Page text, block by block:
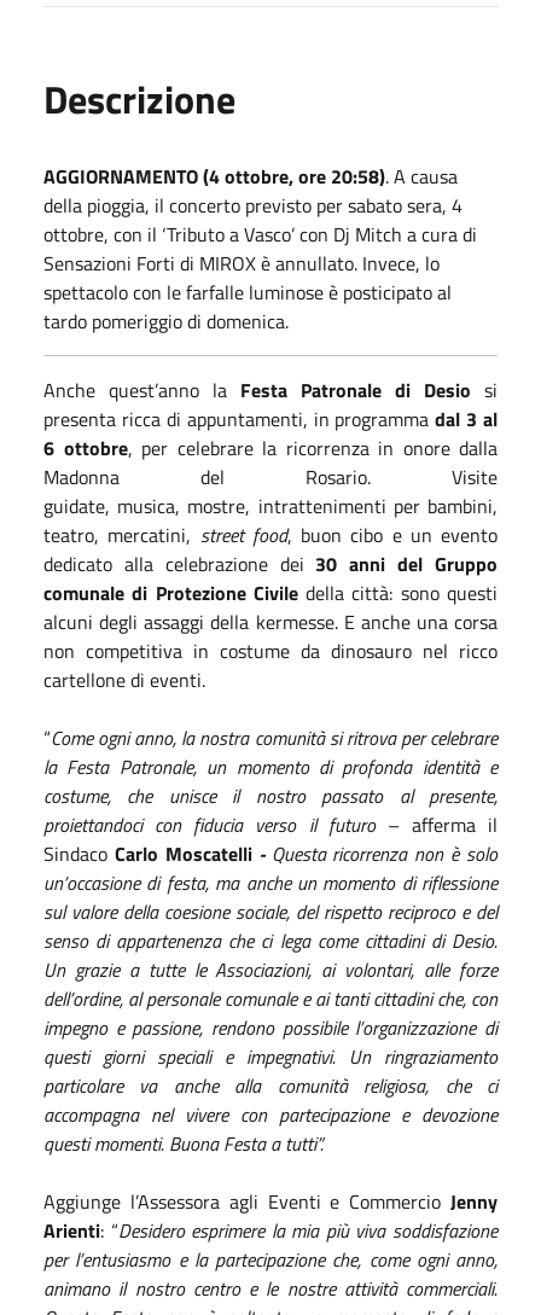
Descrizione
AGGIORNAMENTO (4 ottobre, ore 20:58). A causa
della pioggia, il concerto previsto per sabato sera, 4
ottobre, con il ‘Tributo a Vasco’ con Dj Mitch a cura di
Sensazioni Forti di MIROX è annullato. Invece, lo
spettacolo con le farfalle luminose è posticipato al
tardo pomeriggio di domenica.
Anche quest’anno la Festa Patronale di Desio si
presenta ricca di appuntamenti, in programmadal 3 al
6 ottobre, per celebrare la ricorrenza in onore dalla
Madonna del Rosario. Visite
guidate, musica, mostre, intrattenimenti per bambini,
teatro, mercatini, street food, buon cibo e un evento
dedicato alla celebrazione dei 30 anni del Gruppo
comunale di Protezione Civiledella città: sono questi
alcuni degli assaggi della kermesse. E anche una corsa
non competitiva in costume da dinosauro nel ricco
cartellone di eventi.
“Come ogni anno, la nostra comunità si ritrova per celebrare
la Festa Patronale, un momento di profonda identità e
costume, che unisce il nostro passato al presente,
proiettandoci con fiducia verso il futuro– afferma il
Sindaco Carlo Moscatelli - Questa ricorrenza non è solo
un’occasione di festa, ma anche un momento di riflessione
sul valore della coesione sociale, del rispetto reciproco e del
senso di appartenenza che ci lega come cittadini di Desio.
Un grazie a tutte le Associazioni, ai volontari, alle forze
dell’ordine, al personale comunale e ai tanti cittadini che, con
impegno e passione, rendono possibile l’organizzazione di
questi giorni speciali e impegnativi. Un ringraziamento
particolare va anche alla comunità religiosa, che ci
accompagna nel vivere con partecipazione e devozione
questi momenti. Buona Festa a tutti”.
Aggiunge l’Assessora agli Eventi e Commercio Jenny
Arienti: “Desidero esprimere la mia più viva soddisfazione
per l’entusiasmo e la partecipazione che, come ogni anno,
animano il nostro centro e le nostre attività commerciali.